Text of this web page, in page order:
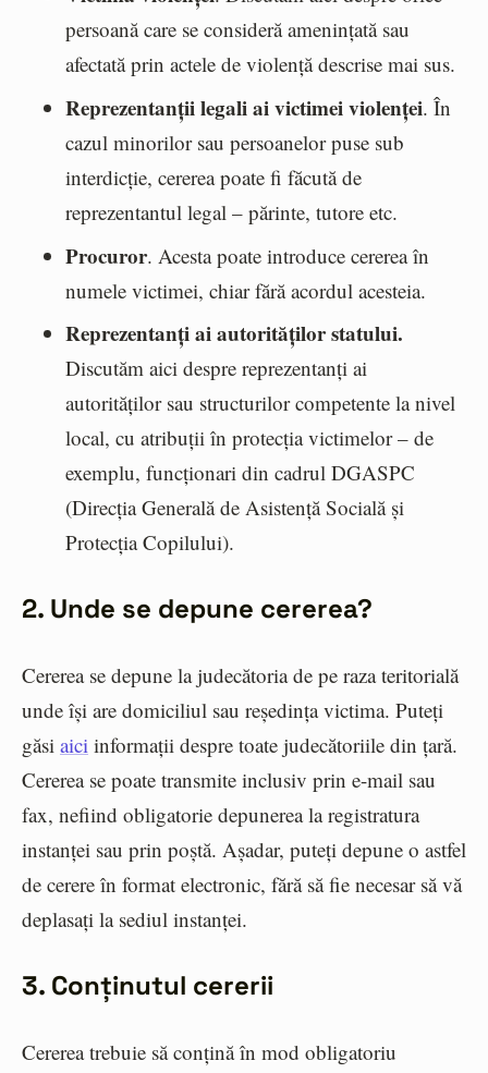
persoană care se consideră amenințată sau
afectată prin actele de violență descrise mai sus.
Reprezentanții legali ai victimei violenței. În
cazul minorilor sau persoanelor puse sub
interdicție, cererea poate fi făcută de
reprezentantul legal – părinte, tutore etc.
Procuror. Acesta poate introduce cererea în
numele victimei, chiar fără acordul acesteia.
Reprezentanți ai autorităților statului.
Discutăm aici despre reprezentanți ai
autorităților sau structurilor competente la nivel
local, cu atribuții în protecția victimelor – de
exemplu, funcționari din cadrul DGASPC
(Direcția Generală de Asistență Socială și
Protecția Copilului).
2. Unde se depune cererea?
Cererea se depune la judecătoria de pe raza teritorială
unde își are domiciliul sau reședința victima. Puteți
găsi aici informații despre toate judecătoriile din țară.
Cererea se poate transmite inclusiv prin e-mail sau
fax, nefiind obligatorie depunerea la registratura
instanței sau prin poștă. Așadar, puteți depune o astfel
de cerere în format electronic, fără să fie necesar să vă
deplasați la sediul instanței.
3. Conținutul cererii
Cererea trebuie să conțină în mod obligatoriu